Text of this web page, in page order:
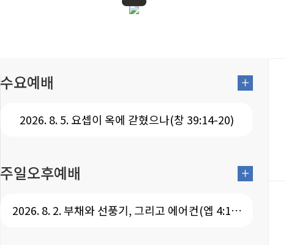
수요예배
2026. 8. 5. 요셉이 옥에 갇혔으나(창 39:14-20)
주일오후예배
2026. 8. 2. 부채와 선풍기, 그리고 에어컨(엡 4:13-